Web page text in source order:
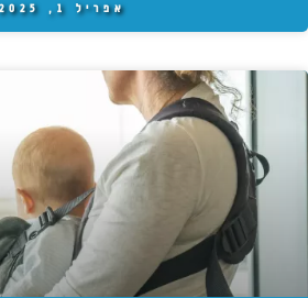
אפריל 1, 2025